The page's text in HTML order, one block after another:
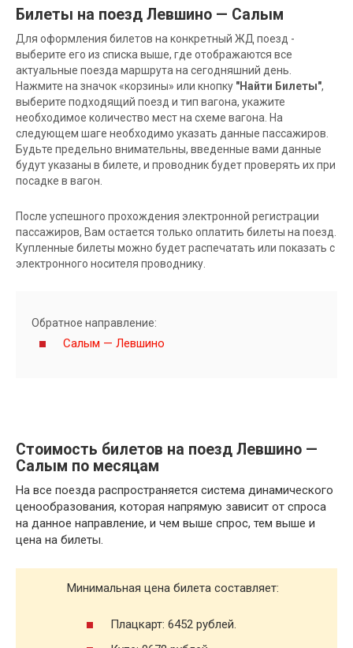
Билеты на поезд Левшино — Салым
Для оформления билетов на конкретный ЖД поезд -
выберите его из списка выше, где отображаются все
актуальные поезда маршрута на сегодняшний день.
Нажмите на значок «корзины» или кнопку "Найти Билеты",
выберите подходящий поезд и тип вагона, укажите
необходимое количество мест на схеме вагона. На
следующем шаге необходимо указать данные пассажиров.
Будьте предельно внимательны, введенные вами данные
будут указаны в билете, и проводник будет проверять их при
посадке в вагон.
После успешного прохождения электронной регистрации
пассажиров, Вам остается только оплатить билеты на поезд.
Купленные билеты можно будет распечатать или показать с
электронного носителя проводнику.
Обратное направление:
Салым — Левшино
Стоимость билетов на поезд Левшино —
Салым по месяцам
На все поезда распространяется система динамического
ценообразования, которая напрямую зависит от спроса
на данное направление, и чем выше спрос, тем выше и
цена на билеты.
Минимальная цена билета составляет:
Плацкарт: 6452 рублей.